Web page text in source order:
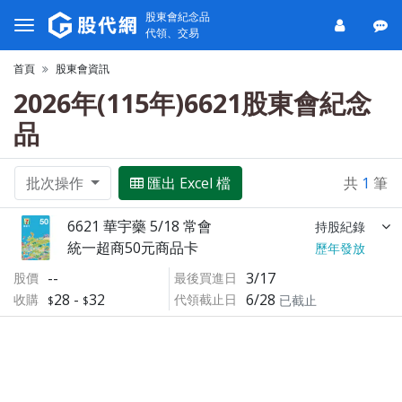
股東會紀念品
代領、交易
首頁 股東會資訊
2026年(115年)6621股東會紀念
品
批次操作 匯出 Excel 檔 共 1 筆
6621 華宇藥 5/18 常會 持股紀錄
統一超商50元商品卡
歷年發放
股價
--
收購 28 - 32
最後買進日 3/17
代領截止日 6/28 已截止